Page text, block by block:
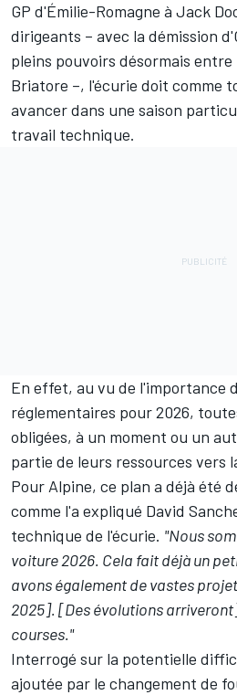
GP d'Émilie-Romagne à Jack
dirigeants – avec la démission
pleins pouvoirs désormais entre
Briatore –, l'écurie doit comme
avancer dans une saison
travail technique.
En effet, au vu de l'importance
réglementaires pour 2026,
obligées, à un moment ou un
partie de leurs ressources vers
Pour Alpine, ce plan a déjà été
comme l'a expliqué David
technique de l'écurie. "Nous
voiture 2026. Cela fait déjà un
avons également de vastes
2025]. [Des évolutions
courses."
Interrogé sur la potentielle
ajoutée par le changement de